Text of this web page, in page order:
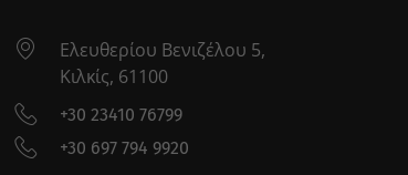
Ελευθερίου Βενιζέλου 5,
Κιλκίς, 61100
+30 23410 76799
+30 697 794 9920